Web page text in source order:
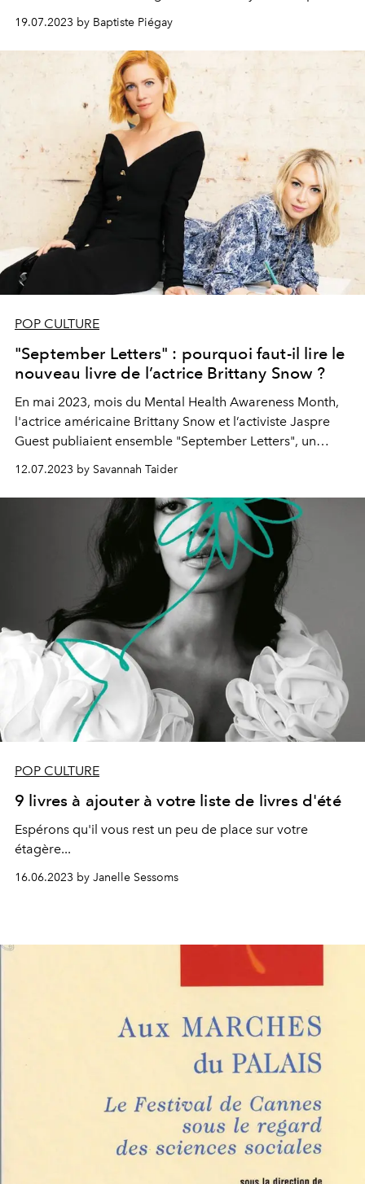
tous les goûts.
19.07.2023 by Baptiste Piégay
POP CULTURE
"September Letters" : pourquoi faut-il lire le
nouveau livre de l’actrice Brittany Snow ?
En mai 2023, mois du Mental Health Awareness Month,
l'actrice américaine Brittany Snow et l’activiste Jaspre
Guest publiaient ensemble "September Letters", un
guide dédié à la santé mentale ainsi qu’au pouvoir
guérisseur de l’écriture sur notre psyché. Un
incontournable pour enrichir votre bibliothèque
12.07.2023 by Savannah Taider
POP CULTURE
9 livres à ajouter à votre liste de livres d'été
Espérons qu'il vous rest un peu de place sur votre
étagère...
16.06.2023 by Janelle Sessoms